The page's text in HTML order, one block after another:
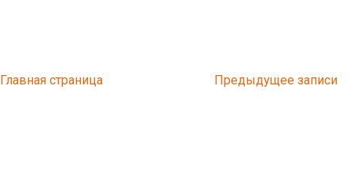
Предыдущее
Главная страница